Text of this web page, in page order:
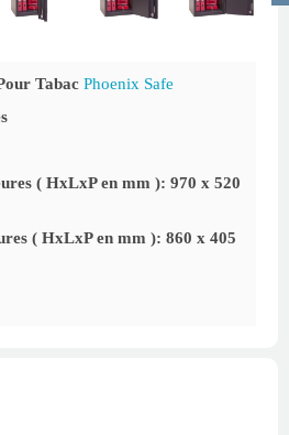
Tabac Phoenix Safe
( HxLxP en mm ): 970 x 520
( HxLxP en mm ): 860 x 405